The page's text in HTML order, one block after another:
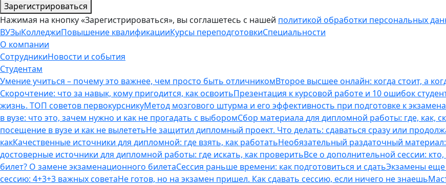
Зарегистрироваться
Нажимая на кнопку «Зарегистрироваться», вы соглашетесь с нашей политикой обработки персональных
ВУЗыКолледжиПовышение квалификацииКурсы переподготовкиСпециальности
О компании
СотрудникиНовости и события
Студентам
Умение учиться – почему это важнее, чем просто быть отличникомВторое высшее онлайн: когда стоит, а
Скорочтение: что за навык, кому пригодится, как освоитьПрезентация к курсовой работе и 10 ошибок
жизнь. ТОП советов первокурсникуМетод мозгового штурма и его эффективность при подготовке к
в вузе: что это, зачем нужно и как не прогадать с выборомСбор материала для дипломной работы: где, как,
посещение в вузе и как не вылететьНе защитил дипломный проект. Что делать: сдаваться сразу или
какКачественные источники для дипломной: где взять, как работатьНеобязательный раздаточный
достоверные источники для дипломной работы: где искать, как проверитьВсе о дополнительной сессии: кто,
билет? О замене экзаменационного билетаСессия раньше времени: как подготовиться и сдатьЭкзамены еще
сессию: 4+3+3 важных советаНе готов, но на экзамен пришел. Как сдавать сессию, если ничего не знаешь